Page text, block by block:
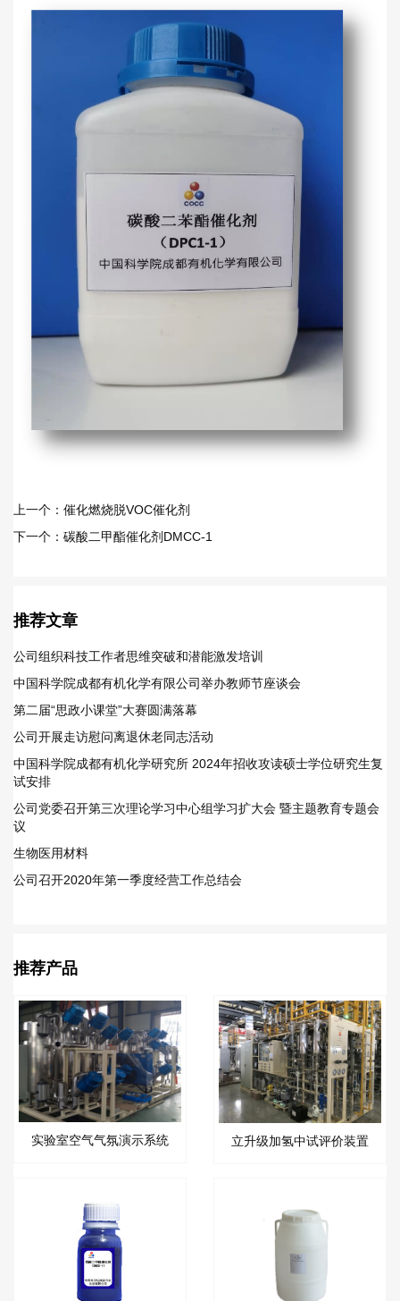
上一个：催化燃烧脱VOC催化剂
下一个：碳酸二甲酯催化剂DMCC-1
推荐文章
公司组织科技工作者思维突破和潜能激发培训
中国科学院成都有机化学有限公司举办教师节座谈会
第二届“思政小课堂”大赛圆满落幕
公司开展走访慰问离退休老同志活动
中国科学院成都有机化学研究所 2024年招收攻读硕士学位研究生复
试安排
公司党委召开第三次理论学习中心组学习扩大会 暨主题教育专题会
议
生物医用材料
公司召开2020年第一季度经营工作总结会
推荐产品
实验室空气气氛演示系统 立升级加氢中试评价装置